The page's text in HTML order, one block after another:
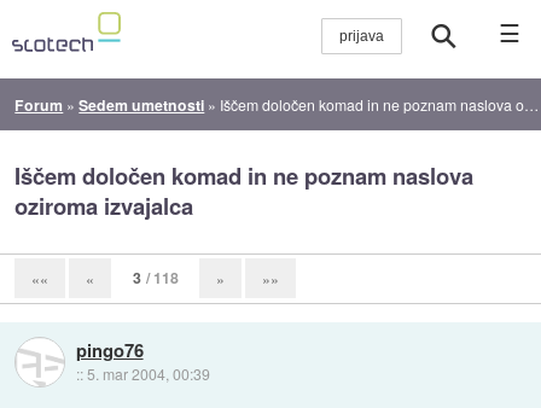
☰
Forum »Sedem umetnosti » Iščem določen komad in ne poznam naslova oziroma izvajalca
Iščem določen komad in ne poznam naslova
oziroma izvajalca
«« « 3 / 118 » »»
pingo76
:: 5. mar 2004, 00:39